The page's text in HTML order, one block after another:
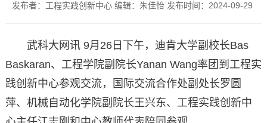
发布者：工程实践创新中心 编辑：朱佳怡 发布时间：2024-09-29
武科大网讯 9月26日下午，迪肯大学副校长Bas
Baskaran、工程学院副院长Yanan Wang率团到工程实
践创新中心参观交流，国际交流合作处副处长罗圆
萍、机械自动化学院副院长王兴东、工程实践创新中